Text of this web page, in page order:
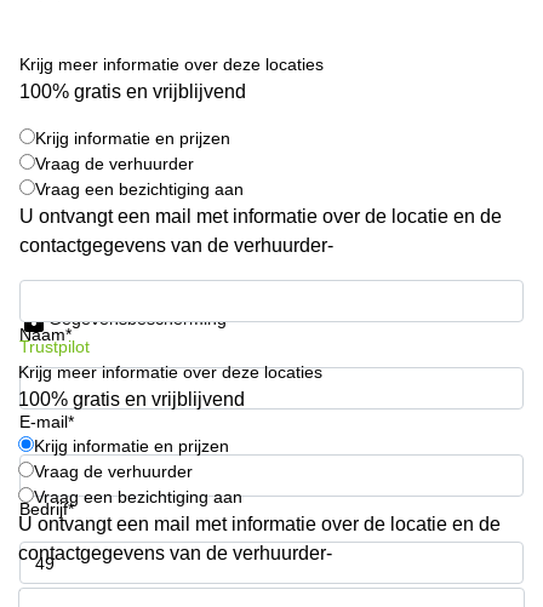
Den
Haag
space
Breda
Coworking
Arnhem
Coworking
space
Hilversum
Coworking
space
Zwolle
Coworking
Haarlem
Kantoor
Huren
Krijg meer informatie over deze locaties
100% gratis en vrijblijvend
Krijg informatie en prijzen
Vraag de verhuurder
Vraag een bezichtiging aan
U ontvangt een mail met informatie over de locatie en de
contactgegevens van de verhuurder-
Naam*
E-mail*
Bedrijf*
Telefoonnummer*
Gegevensbescherming
Trustpilot
Krijg meer informatie over deze locaties
100% gratis en vrijblijvend
Krijg informatie en prijzen
Vraag de verhuurder
Vraag een bezichtiging aan
U ontvangt een mail met informatie over de locatie en de
contactgegevens van de verhuurder-